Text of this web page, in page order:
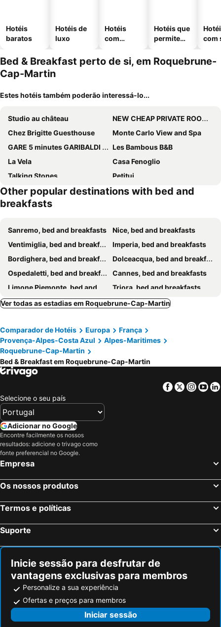
Hotéis
baratos
Hotéis de
luxo
Hotéis
com
Hotéis que
permitem
com
Bed & Breakfast perto de si, em Roquebrune-
Cap-Martin
Estes hotéis também poderão interessá-lo...
Studio au château
NEW CHEAP PRIVATE ROOM, KITCHEN , OVERWIEUW sea,TRAM on spot, 12 minutes from nice train station with tram , beach in 17 min tram , CHAMBRE PRIVÉE pas
Chez Brigitte Guesthouse
Monte Carlo View and Spa
GARE 5 minutes GARIBALDI RÉPUBLIQUE chambre PRIVEE non FUMEUR pour voyageurs CALMES TRAM au pied de l'immeuble
Les Bambous B&B
La Vela
Casa Fenoglio
Talking Stones
Petitui
My Nice B&b
B&B Borgo Marina
With A Vue
Castel Enchanté
Villa Kilauea B&B
Other popular destinations with bed and
breakfasts
Sanremo, bed and breakfasts
Nice, bed and breakfasts
Ventimiglia, bed and breakfasts
Imperia, bed and breakfasts
Bordighera, bed and breakfasts
Dolceacqua, bed and breakfasts
Ospedaletti, bed and breakfasts
Cannes, bed and breakfasts
Limone Piemonte, bed and breakfasts
Triora, bed and breakfasts
Antibes, bed and breakfasts
La Turbie, bed and breakfasts
Apricale, bed and breakfasts
Menton, bed and breakfasts
Grasse, bed and breakfasts
Saint-Paul-de-Vence, bed and breakfasts
Vence, bed and breakfasts
Peille, bed and breakfasts
La Colle-sur-Loup, bed and breakfasts
Beausoleil, bed and breakfasts
Castellaro, bed and breakfasts
Saint-Laurent-du-Var, bed and breakfasts
Lucinasco, bed and breakfasts
Borgomaro, bed and breakfasts
Perinaldo, bed and breakfasts
Castellar, bed and breakfasts
Moulinet, bed and breakfasts
Valdeblore, bed and breakfasts
Vallauris, bed and breakfasts
Ver todas as estadias em Roquebrune-Cap-Martin
Comparador de Hotéis Europa
França
Provença-Alpes-Costa Azul
Alpes-Maritimes
Roquebrune-Cap-Martin
Bed & Breakfast em Roquebrune-Cap-Martin
Facebook
Twitter
Selecione o seu país
Adicionar no Google
Encontre facilmente os nossos
resultados: adicione o trivago como
fonte preferencial no Google.
Empresa
Os nossos produtos
Termos e políticas
Suporte
Inicie sessão para desfrutar de
vantagens exclusivas para membros
Personalize a sua experiência
Ofertas e preços para membros
Iniciar sessão